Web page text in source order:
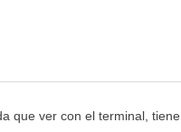
que ver con el terminal,